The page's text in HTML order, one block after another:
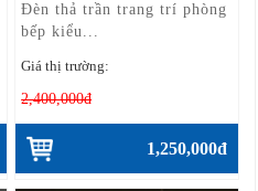
Đèn thả trần trang trí phòng
bếp kiểu...
Giá thị trường:
2,400,000đ
1,250,000đ